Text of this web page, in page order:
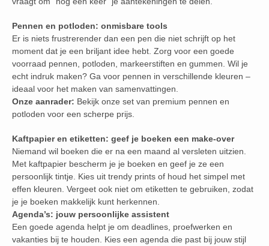
Pennen en potloden: onmisbare tools
Er is niets frustrerender dan een pen die niet schrijft op het
moment dat je een briljant idee hebt. Zorg voor een goede
voorraad pennen, potloden, markeerstiften en gummen. Wil je
echt indruk maken? Ga voor pennen in verschillende kleuren –
ideaal voor het maken van samenvattingen.
Onze aanrader: Bekijk onze set van premium pennen en
potloden voor een scherpe prijs.
Kaftpapier en etiketten: geef je boeken een make-over
Niemand wil boeken die er na een maand al versleten uitzien.
Met kaftpapier bescherm je je boeken en geef je ze een
persoonlijk tintje. Kies uit trendy prints of houd het simpel met
effen kleuren. Vergeet ook niet om etiketten te gebruiken, zodat
je je boeken makkelijk kunt herkennen.
Agenda’s: jouw persoonlijke assistent
Een goede agenda helpt je om deadlines, proefwerken en
vakanties bij te houden. Kies een agenda die past bij jouw stijl